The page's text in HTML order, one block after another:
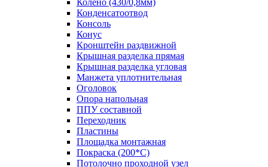
Колено (430/0,8мм)
Конденсатоотвод
Консоль
Конус
Кронштейн раздвижной
Крышная разделка прямая
Крышная разделка угловая
Манжета уплотнительная
Оголовок
Опора напольная
ППУ составной
Переходник
Пластины
Площадка монтажная
Покраска (200*С)
Потолочно проходной узел